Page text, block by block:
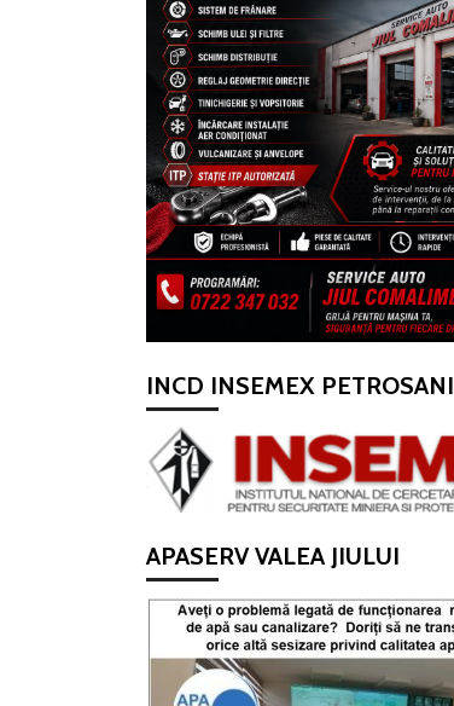
INCD INSEMEX PETROSANI
APASERV VALEA JIULUI